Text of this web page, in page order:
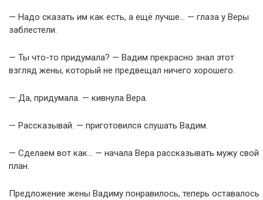
— Надо сказать им как есть, а ещё лучше… — глаза у Веры
заблестели.
— Ты что-то придумала? — Вадим прекрасно знал этот
взгляд жены, который не предвещал ничего хорошего.
— Да, придумала. — кивнула Вера.
— Рассказывай. — приготовился слушать Вадим.
— Сделаем вот как… — начала Вера рассказывать мужу свой
план.
Предложение жены Вадиму понравилось, теперь оставалось